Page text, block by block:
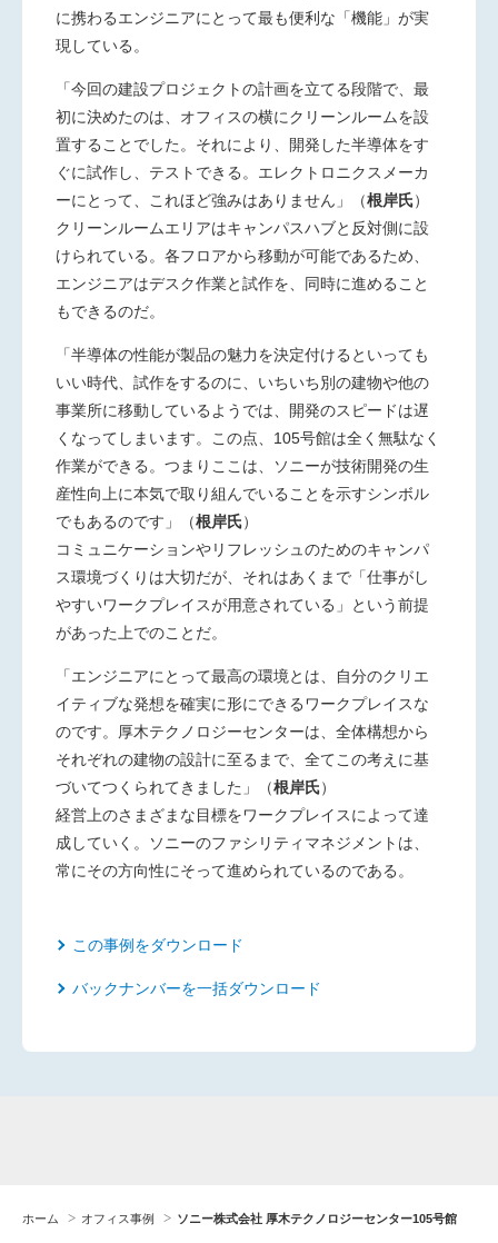
に携わるエンジニアにとって最も便利な「機能」が実
現している。
「今回の建設プロジェクトの計画を立てる段階で、最
初に決めたのは、オフィスの横にクリーンルームを設
置することでした。それにより、開発した半導体をす
ぐに試作し、テストできる。エレクトロニクスメーカ
ーにとって、これほど強みはありません」（根岸氏）
クリーンルームエリアはキャンパスハブと反対側に設
けられている。各フロアから移動が可能であるため、
エンジニアはデスク作業と試作を、同時に進めること
もできるのだ。
「半導体の性能が製品の魅力を決定付けるといっても
いい時代、試作をするのに、いちいち別の建物や他の
事業所に移動しているようでは、開発のスピードは遅
くなってしまいます。この点、105号館は全く無駄なく
作業ができる。つまりここは、ソニーが技術開発の生
産性向上に本気で取り組んでいることを示すシンボル
でもあるのです」（根岸氏）
コミュニケーションやリフレッシュのためのキャンパ
ス環境づくりは大切だが、それはあくまで「仕事がし
やすいワークプレイスが用意されている」という前提
があった上でのことだ。
「エンジニアにとって最高の環境とは、自分のクリエ
イティブな発想を確実に形にできるワークプレイスな
のです。厚木テクノロジーセンターは、全体構想から
それぞれの建物の設計に至るまで、全てこの考えに基
づいてつくられてきました」（根岸氏）
経営上のさまざまな目標をワークプレイスによって達
成していく。ソニーのファシリティマネジメントは、
常にその方向性にそって進められているのである。
この事例をダウンロード
バックナンバーを一括ダウンロード
ホーム オフィス事例 ソニー株式会社 厚木テクノロジーセンター105号館